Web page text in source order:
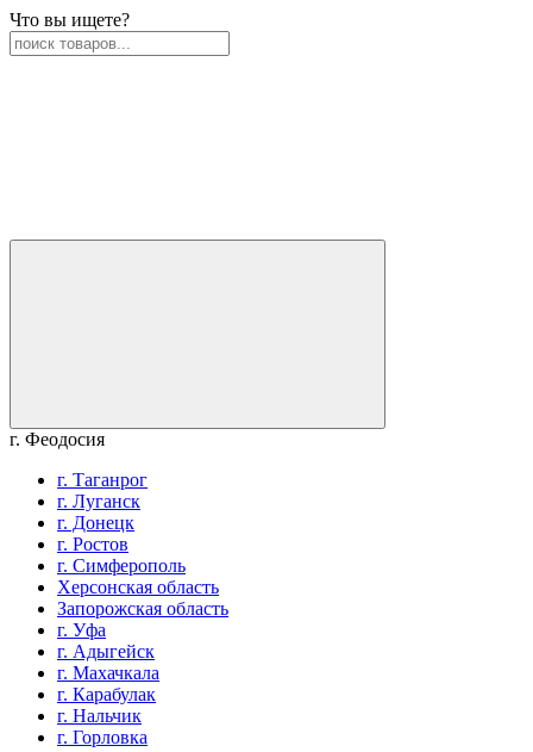
Что вы ищете?
г. Феодосия
г. Таганрог
г. Луганск
г. Донецк
г. Ростов
г. Симферополь
Херсонская область
Запорожская область
г. Уфа
г. Адыгейск
г. Махачкала
г. Карабулак
г. Нальчик
г. Горловка